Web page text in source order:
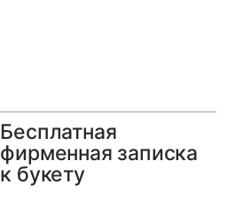
Бесплатная
фирменная записка
к букету